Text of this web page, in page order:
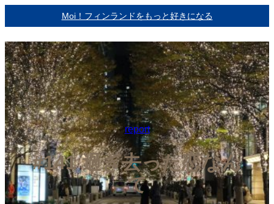
容
を
ス
キ
ッ
プ
Moi！フィンランドをもっと好きになる
report
#141 過ぎ去った恋なん
て